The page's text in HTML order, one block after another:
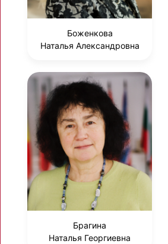
Боженкова
Наталья Александровна
Брагина
Наталья Георгиевна